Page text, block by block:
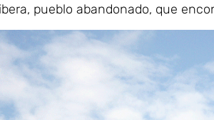
pueblo abandonado, que